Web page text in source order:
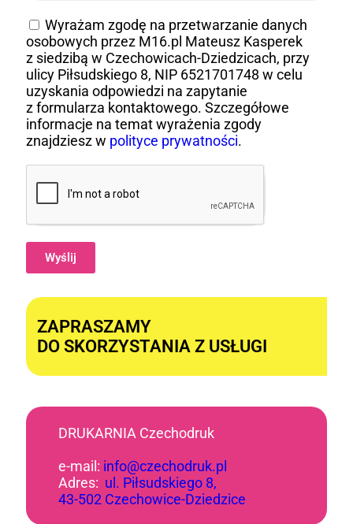
Wyrażam zgodę na przetwarzanie danych
osobowych przez M16.pl Mateusz Kasperek
z siedzibą w Czechowicach-Dziedzicach, przy
ulicy Piłsudskiego 8, NIP 6521701748 w celu
uzyskania odpowiedzi na zapytanie
z formularza kontaktowego. Szczegółowe
informacje na temat wyrażenia zgody
znajdziesz w polityce prywatności.
Wyślij
ZAPRASZAMY
DO SKORZYSTANIA Z USŁUGI
DRUKARNIA Czechodruk
e-mail: info@czechodruk.pl
Adres: ul. Piłsudskiego 8,
43-502 Czechowice-Dziedzice